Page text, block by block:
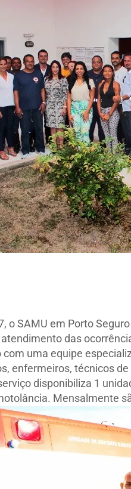
o SAMU em Porto
das
uma equipe
enfermeiros, técnicos
disponibiliza 1
Mensalmente